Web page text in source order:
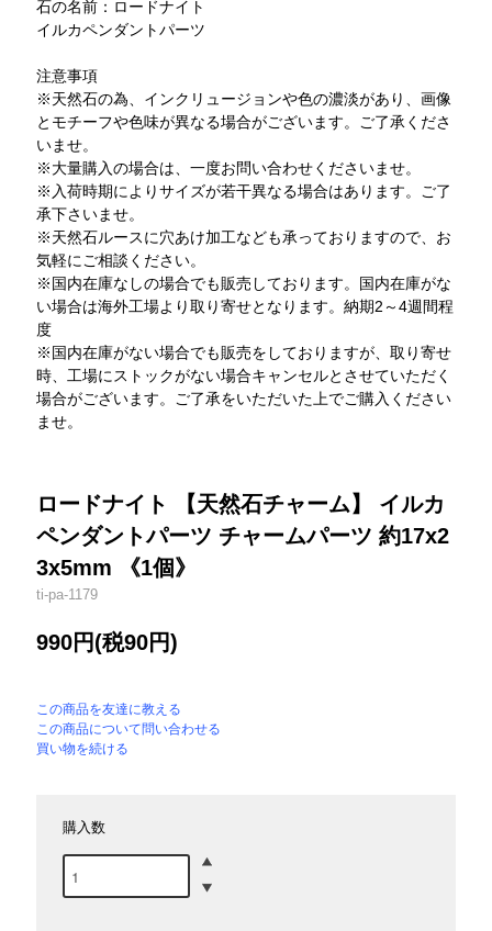
石の名前：ロードナイト
イルカペンダントパーツ
注意事項
※天然石の為、インクリュージョンや色の濃淡があり、画像
とモチーフや色味が異なる場合がございます。ご了承くださ
いませ。
※大量購入の場合は、一度お問い合わせくださいませ。
※入荷時期によりサイズが若干異なる場合はあります。ご了
承下さいませ。
※天然石ルースに穴あけ加工なども承っておりますので、お
気軽にご相談ください。
※国内在庫なしの場合でも販売しております。国内在庫がな
い場合は海外工場より取り寄せとなります。納期2～4週間程
度
※国内在庫がない場合でも販売をしておりますが、取り寄せ
時、工場にストックがない場合キャンセルとさせていただく
場合がございます。ご了承をいただいた上でご購入ください
ませ。
ロードナイト 【天然石チャーム】 イルカ
ペンダントパーツ チャームパーツ 約17x2
3x5mm 《1個》
ti-pa-1179
990円(税90円)
この商品を友達に教える
この商品について問い合わせる
買い物を続ける
購入数